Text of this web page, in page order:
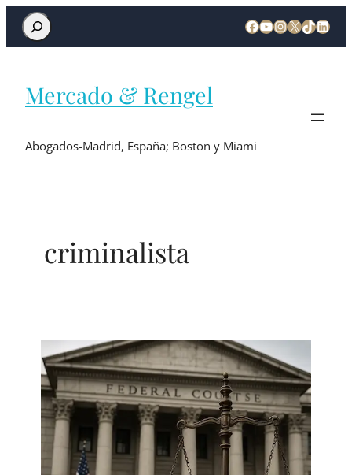
Mercado & Rengel
Abogados-Madrid, España; Boston y Miami
criminalista